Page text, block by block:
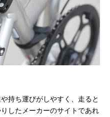
持ち運びがしやすく、走ると
したメーカーのサイトであれ